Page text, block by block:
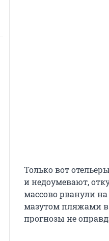
Только вот
и недоумевают,
массово рванули
мазутом пляжами в
прогнозы не